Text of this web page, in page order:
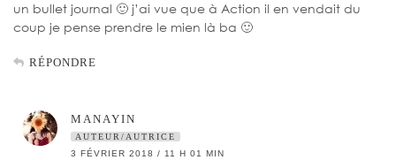
un bullet journal 🙂 j’ai vue que à Action il en vendait du
coup je pense prendre le mien là ba 🙂
RÉPONDRE
MANAYIN
AUTEUR/AUTRICE
3 FÉVRIER 2018 / 11 H 01 MIN